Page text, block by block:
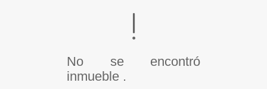
No se encontró
inmueble .